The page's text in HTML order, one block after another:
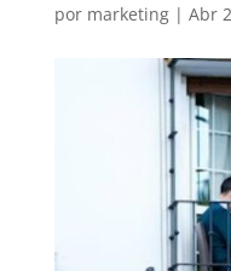
por marketing| Abr